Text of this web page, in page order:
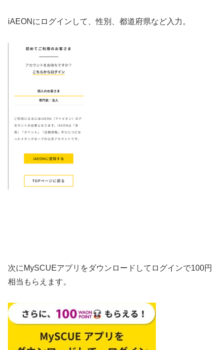
iAEONにログインして、性別、都道府県など入力。
次にMySCUEアプリをダウンロードしてログインで100円
相当もらえます。